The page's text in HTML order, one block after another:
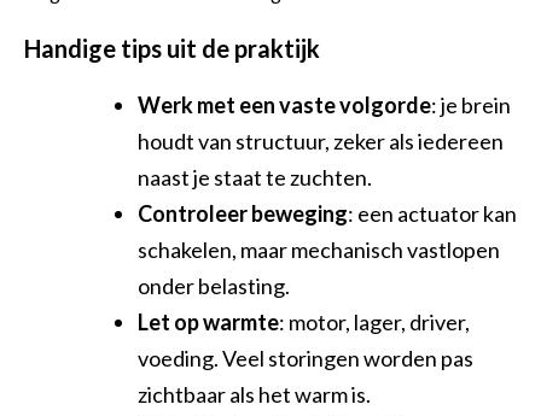
Handige tips uit de praktijk
Werk met een vaste volgorde: je brein
houdt van structuur, zeker als iedereen
naast je staat te zuchten.
Controleer beweging: een actuator kan
schakelen, maar mechanisch vastlopen
onder belasting.
Let op warmte: motor, lager, driver,
voeding. Veel storingen worden pas
zichtbaar als het warm is.